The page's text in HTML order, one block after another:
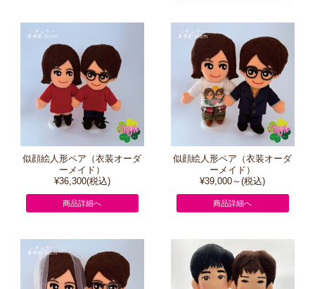
似顔絵人形ペア（衣装オーダ
ーメイド）
¥36,300(税込)
商品詳細へ
似顔絵人形ペア（衣装オーダ
ーメイド）
¥39,000～(税込)
商品詳細へ